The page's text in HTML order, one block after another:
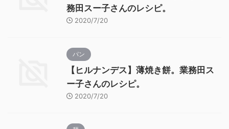
務田スー子さんのレシピ。
2020/7/20
パン
【ヒルナンデス】薄焼き餅。業務田ス
ー子さんのレシピ。
2020/7/20